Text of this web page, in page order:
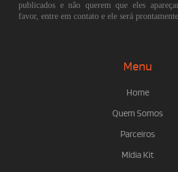
publicados e não querem que eles
favor, entre em contato e ele será
Menu
Home
Quem Somos
Parceiros
Mídia Kit